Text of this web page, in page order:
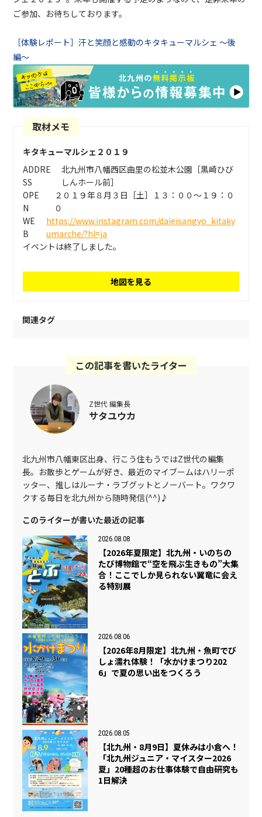
ご参加、お待ちしております。
［体験レポート］汗と笑顔と感動のキタキューマルシェ 〜後
編〜
取材メモ
キタキューマルシェ２０１９
ADDRE
SS
北九州市八幡西区曲里の松並木公園［黒崎ひび
しんホール前］
OPE
N
２０１９年８月３日［土］１３：００〜１９：０
０
WE
B
https://www.instagram.com/daieisangyo_kitaky
umarche/?hl=ja
イベントは終了しました。
地図を見る
関連タグ
この記事を書いたライター
Z世代 編集長
サタユウカ
北九州市八幡東区出身、行こう住もうではZ世代の編集
長。お散歩とゲームが好き、最近のマイブームはハリーポ
ッター、推しはルーナ・ラブグットとノーバート。ワクワ
クする毎日を北九州から随時発信(^^)♪
このライターが書いた最近の記事
2026.08.08
【2026年夏限定】北九州・いのちの
たび博物館で“空を飛ぶ生きもの”大集
合！ここでしか見られない翼竜に会え
る特別展
2026.08.06
【2026年8月限定】北九州・魚町でび
しょ濡れ体験！「水かけまつり202
6」で夏の思い出をつくろう
2026.08.05
【北九州・8月9日】夏休みは小倉へ！
「北九州ジュニア・マイスター2026
夏」20種超のお仕事体験で自由研究も
1日解決